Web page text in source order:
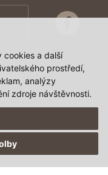
cookies a další
prostředí,
analýzy
zdroje návštěvnosti.
STUDIO